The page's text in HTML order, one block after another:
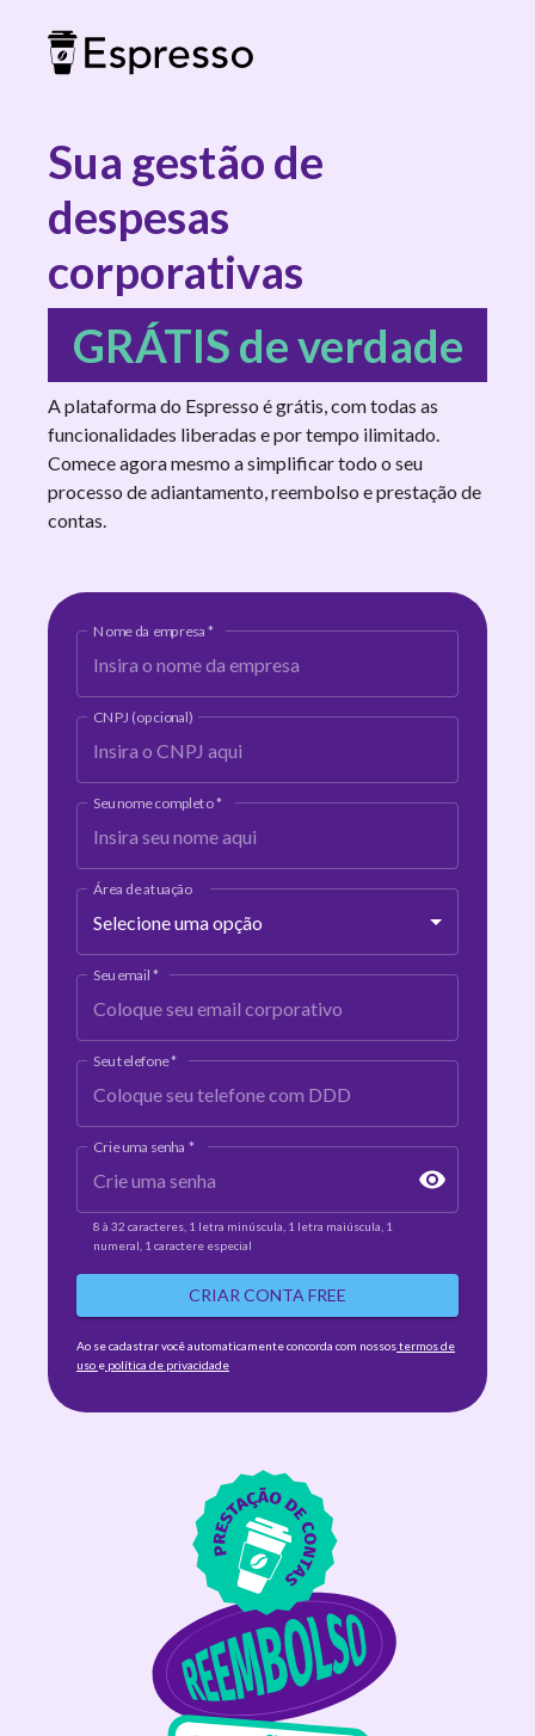
Sua gestão de
despesas
corporativas
GRÁTIS de verdade
A plataforma do Espresso é grátis, com todas as
funcionalidades liberadas e por tempo ilimitado.
Comece agora mesmo a simplificar todo o seu
processo de adiantamento, reembolso e prestação de
contas.
Nome da empresa *
CNPJ (opcional)
Seu nome completo*
Área de atuação
Selecione uma opção
Seu email *
Seu telefone*
Crie uma senha *
8 à 32 caracteres 1 letra minúscula 1 letra maiúscula 1
numeral 1 caractere especial
CRIAR CONTA FREE
Ao se cadastrar você automaticamente concorda com nossostermos de
uso e política de privacidade